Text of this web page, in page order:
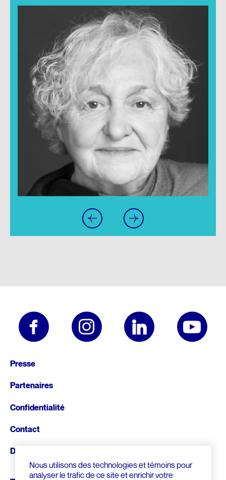
Nous utilisons des technologies et témoins pour
analyser le trafic de ce site et enrichir votre
page
Presse
Partenaires
Confidentialité
Contact
Donnez